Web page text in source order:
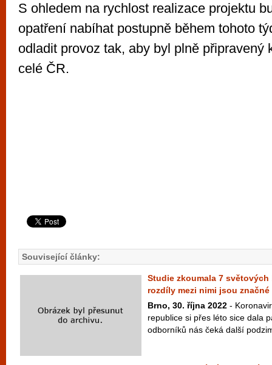
S ohledem na rychlost realizace projektu
opatření nabíhat postupně během tohoto
odladit provoz tak, aby byl plně připravený
celé ČR.
Související články:
Studie zkoumala 7
rozdíly mezi nimi jsou značné
Brno, 30. října 2022 -
republice si přes léto sice dala
odborníků nás čeká další